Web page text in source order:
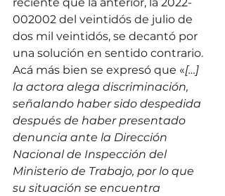
reciente que la anterior, la 2022-
002002 del veintidós de julio de
dos mil veintidós, se decantó por
una solución en sentido contrario.
Acá más bien se expresó que «[…]
la actora alega discriminación,
señalando haber sido despedida
después de haber presentado
denuncia ante la Dirección
Nacional de Inspección del
Ministerio de Trabajo, por lo que
su situación se encuentra